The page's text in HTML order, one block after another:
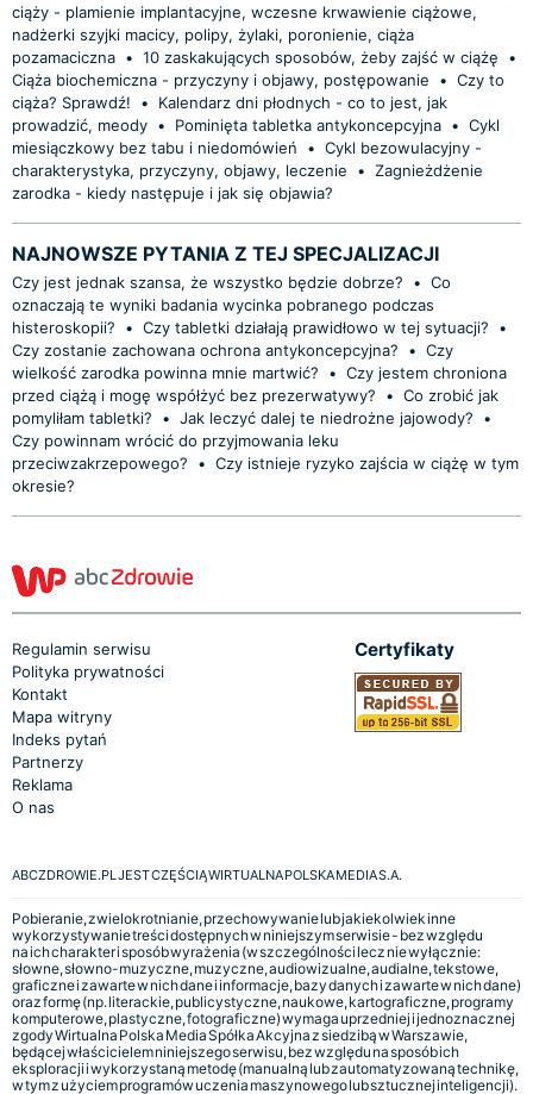
ciąży - plamienie implantacyjne, wczesne krwawienie ciążowe,
nadżerki szyjki macicy, polipy, żylaki, poronienie, ciąża
pozamaciczna • 10 zaskakujących sposobów, żeby zajść w ciążę
•
Ciąża biochemiczna - przyczyny i objawy, postępowanie
• Czy to
ciąża? Sprawdź!
•
Kalendarz dni płodnych - co to jest, jak
prowadzić, meody • Pominięta tabletka antykoncepcyjna • Cykl
miesiączkowy bez tabu i niedomówień
• Cykl bezowulacyjny -
charakterystyka, przyczyny, objawy, leczenie
• Zagnieżdżenie
zarodka - kiedy następuje i jak się objawia?
NAJNOWSZE PYTANIA Z TEJ SPECJALIZACJI
Czy jest jednak szansa, że wszystko będzie dobrze? • Co
oznaczają te wyniki badania wycinka pobranego podczas
histeroskopii?
• Czy tabletki działają prawidłowo w tej sytuacji?
•
Czy zostanie zachowana ochrona antykoncepcyjna?
• Czy
wielkość zarodka powinna mnie martwić?
• Czy jestem chroniona
przed ciążą i mogę współżyć bez prezerwatywy?
• Co zrobić jak
pomyliłam tabletki?
• Jak leczyć dalej te niedrożne jajowody?
•
Czy powinnam wrócić do przyjmowania leku
przeciwzakrzepowego?
• Czy istnieje ryzyko zajścia w ciążę w tym
okresie?
Regulamin serwisu
Polityka prywatności
Kontakt
Mapa witryny
Indeks pytań
Partnerzy
Reklama
O nas
Certyfikaty
ABCZDROWIE.PL JEST CZĘŚCIĄ WIRTUALNA POLSKA MEDIA S.A.
Pobieranie, zwielokrotnianie, przechowywanie lub jakiekolwiek inne
wykorzystywanie treści dostępnych w niniejszym serwisie - bez względu
na ich charakter i sposób wyrażenia (w szczególności lecz nie wyłącznie:
słowne, słowno-muzyczne, muzyczne, audiowizualne, audialne, tekstowe,
graficzne i zawarte w nich dane i informacje, bazy danych i zawarte w nich dane)
oraz formę (np. literackie, publicystyczne, naukowe, kartograficzne, programy
komputerowe, plastyczne, fotograficzne) wymaga uprzedniej i jednoznacznej
zgody Wirtualna Polska Media Spółka Akcyjna z siedzibą w Warszawie,
będącej właścicielem niniejszego serwisu, bez względu na sposób ich
eksploracji i wykorzystaną metodę (manualną lub zautomatyzowaną technikę,
w tym z użyciem programów uczenia maszynowego lub sztucznej inteligencji).